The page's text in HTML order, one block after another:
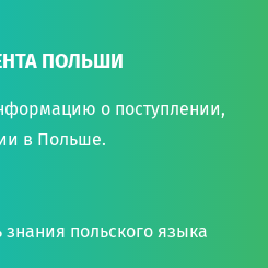
ПОЛЬШИ
о поступлении,
в Польше.
польского языка